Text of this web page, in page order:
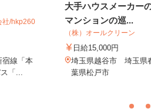
社/hkp260
宿線「本
「...
大手ハウスメーカー
マンションの巡...
（株）オールクリーン
日給15,000円
埼玉県越谷市 埼玉
葉県松戸市